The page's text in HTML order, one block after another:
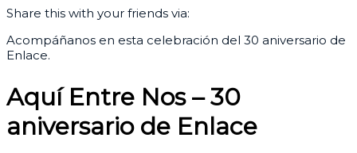
Share this with your friends via:
Acompáñanos en esta celebración del 30 aniversario de
Enlace.
Aquí Entre Nos – 30
aniversario de Enlace